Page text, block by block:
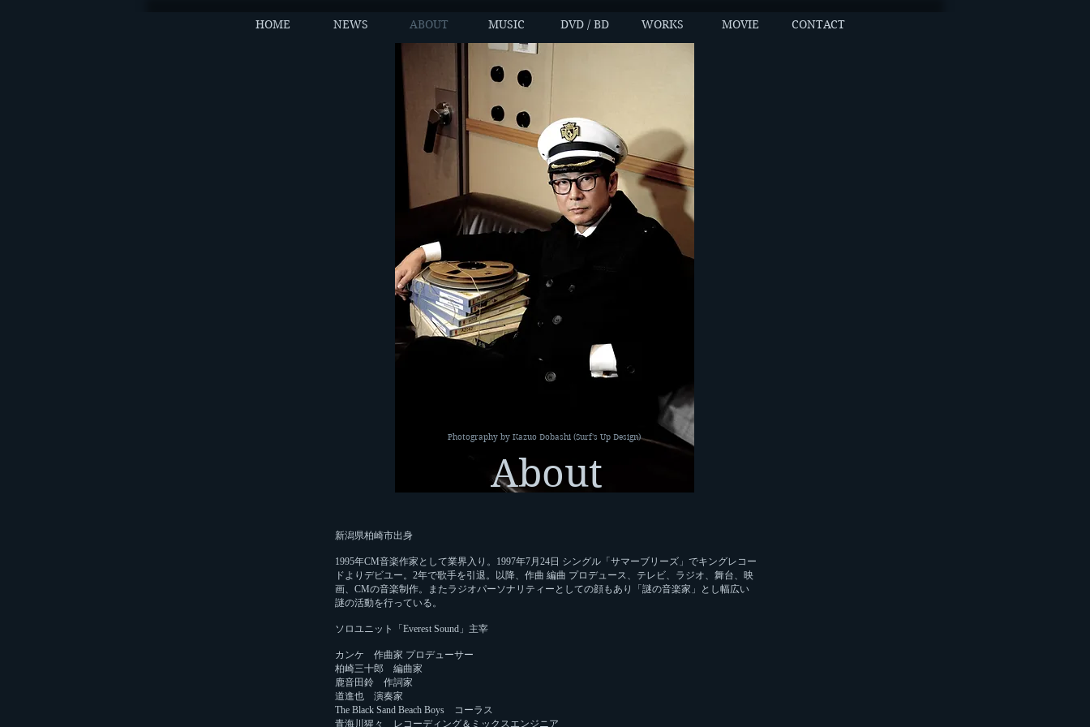
HOME NEWS ABOUT MUSIC DVD / BD WORKS MOVIE CONTACT
About
新潟県柏崎市出身
1995年CM音楽作家として業界入り。1997年7月24日 シングル「サマーブリーズ」でキングレコー
ドよりデビユー。2年で歌手を引退。以降、作曲 編曲 プロデュース、テレビ、ラジオ、舞台、映
画、CMの音楽制作。またラジオパーソナリティーとしての顔もあり「謎の音楽家」とし幅広い
謎の活動を行っている。
ソロユニット「Everest Sound」主宰
カンケ 作曲家 プロデューサー
柏崎三十郎 編曲家
鹿音田鈴 作詞家
道進也 演奏家
The Black Sand Beach Boys コーラス
青海川猩々 レコーディング＆ミックスエンジニア
Photography by Kazuo Dobashi (Surf's Up Design)